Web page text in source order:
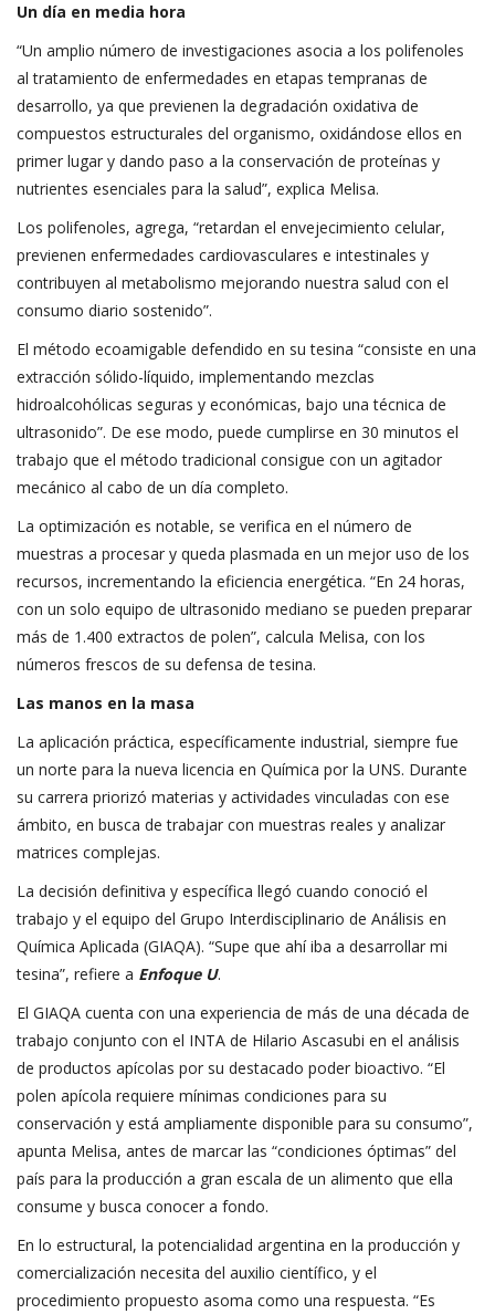
Un día en media hora
“Un amplio número de investigaciones asocia a los polifenoles
al tratamiento de enfermedades en etapas tempranas de
desarrollo, ya que previenen la degradación oxidativa de
compuestos estructurales del organismo, oxidándose ellos en
primer lugar y dando paso a la conservación de proteínas y
nutrientes esenciales para la salud”, explica Melisa.
Los polifenoles, agrega, “retardan el envejecimiento celular,
previenen enfermedades cardiovasculares e intestinales y
contribuyen al metabolismo mejorando nuestra salud con el
consumo diario sostenido”.
El método ecoamigable defendido en su tesina “consiste en una
extracción sólido-líquido, implementando mezclas
hidroalcohólicas seguras y económicas, bajo una técnica de
ultrasonido”. De ese modo, puede cumplirse en 30 minutos el
trabajo que el método tradicional consigue con un agitador
mecánico al cabo de un día completo.
La optimización es notable, se verifica en el número de
muestras a procesar y queda plasmada en un mejor uso de los
recursos, incrementando la eficiencia energética. “En 24 horas,
con un solo equipo de ultrasonido mediano se pueden preparar
más de 1.400 extractos de polen”, calcula Melisa, con los
números frescos de su defensa de tesina.
Las manos en la masa
La aplicación práctica, específicamente industrial, siempre fue
un norte para la nueva licencia en Química por la UNS. Durante
su carrera priorizó materias y actividades vinculadas con ese
ámbito, en busca de trabajar con muestras reales y analizar
matrices complejas.
La decisión definitiva y específica llegó cuando conoció el
trabajo y el equipo del Grupo Interdisciplinario de Análisis en
Química Aplicada (GIAQA). “Supe que ahí iba a desarrollar mi
tesina”, refiere a Enfoque U.
El GIAQA cuenta con una experiencia de más de una década de
trabajo conjunto con el INTA de Hilario Ascasubi en el análisis
de productos apícolas por su destacado poder bioactivo. “El
polen apícola requiere mínimas condiciones para su
conservación y está ampliamente disponible para su consumo”,
apunta Melisa, antes de marcar las “condiciones óptimas” del
país para la producción a gran escala de un alimento que ella
consume y busca conocer a fondo.
En lo estructural, la potencialidad argentina en la producción y
comercialización necesita del auxilio científico, y el
procedimiento propuesto asoma como una respuesta. “Es